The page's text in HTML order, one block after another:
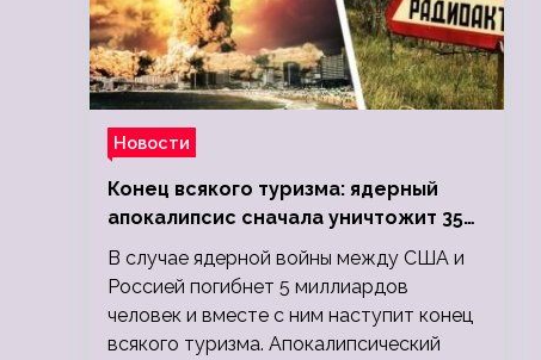
Новости
Конец всякого туризма: ядерный
апокалипсис сначала уничтожит 350
миллионов, а потом 5 миллиардов
людей
В случае ядерной войны между США и
Россией погибнет 5 миллиардов
человек и вместе с ним наступит конец
всякого туризма. Апокалипсический